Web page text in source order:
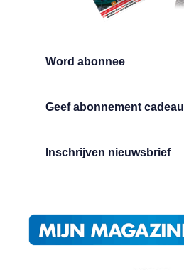
Word abonnee
Geef abonnement cadeau
Inschrijven nieuwsbrief